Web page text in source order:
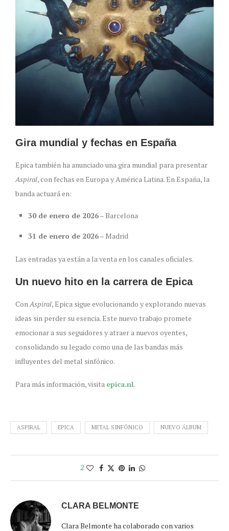
Gira mundial y fechas en España
Epica también ha anunciado una gira mundial para presentar
Aspiral, con fechas en Europa y América Latina. En España, la
banda actuará en:
30 de enero de 2026– Barcelona
31 de enero de 2026– Madrid
Las entradas ya están a la venta en los canales oficiales.
Un nuevo hito en la carrera de Epica
Con Aspiral, Epica sigue evolucionando y explorando nuevas
ideas sin perder su esencia. Este nuevo trabajo promete
emocionar a sus seguidores y atraer a nuevos oyentes,
consolidando su legado como una de las bandas más
influyentes del metal sinfónico.
Para más información, visita epica.nl.
ASPIRAL EPICA METAL SINFÓNICO NUEVO ÁLBUM
2
CLARA BELMONTE
Clara Belmonte ha colaborado con varios